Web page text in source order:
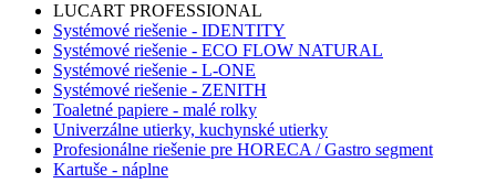
LUCART PROFESSIONAL
Systémové riešenie - IDENTITY
Systémové riešenie - ECO FLOW NATURAL
Systémové riešenie - L-ONE
Systémové riešenie - ZENITH
Toaletné papiere - malé rolky
Univerzálne utierky, kuchynské utierky
Profesionálne riešenie pre HORECA / Gastro segment
Kartuše - náplne